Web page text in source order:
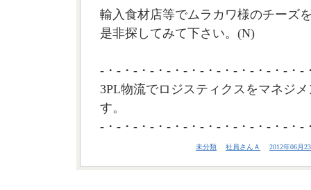
輸入食材店等でムラカワ様のチーズ
是非探してみて下さい。(N)
-・-・-・-・-・-・-・-・-・-・-・-・-
3PL物流でロジスティクスをマネジ
す。
-・-・-・-・-・-・-・-・-・-・-・-・-
未分類 社員さんＡ 2012年06月